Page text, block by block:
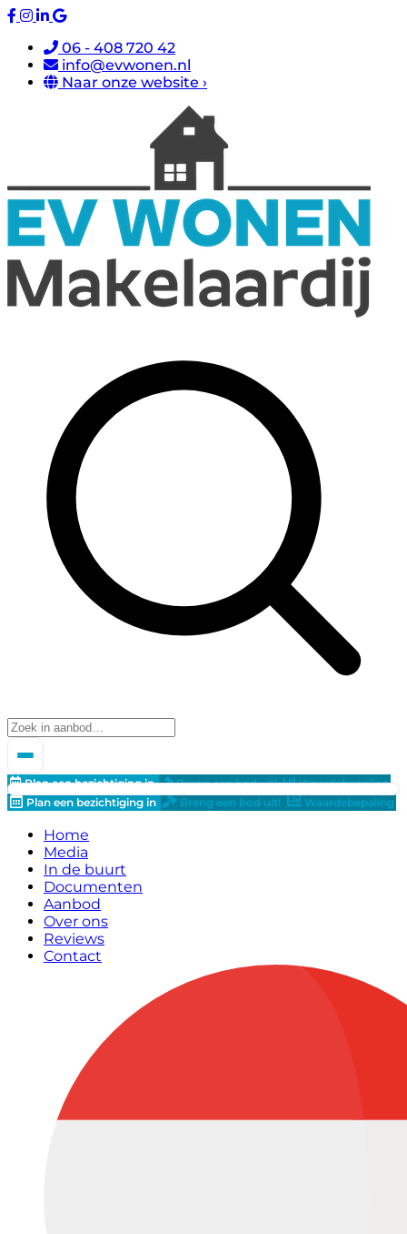
06 - 408 720 42
info@evwonen.nl
Naar onze website ›
Plan een bezichtiging in Breng een bod uit!
Waardebepaling
Plan een bezichtiging in
Breng een bod uit! Waardebepaling
Home
Media
In de buurt
Documenten
Aanbod
Over ons
Reviews
Contact